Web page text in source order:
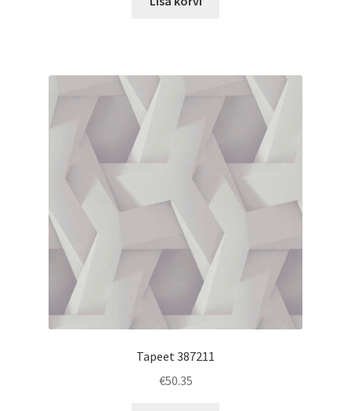
Tapeet 387211
€50.35